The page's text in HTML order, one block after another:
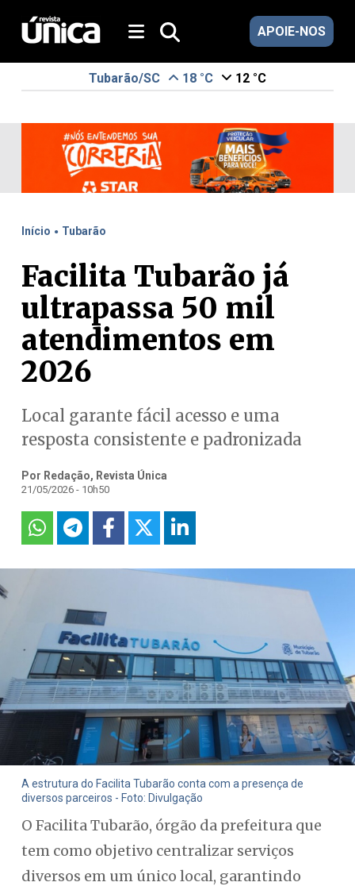
APOIE-NOS
Tubarão/SC 18 °C 12 °C
Início . Tubarão
Facilita Tubarão já
ultrapassa 50 mil
atendimentos em
2026
Local garante fácil acesso e uma
resposta consistente e padronizada
Por Redação, Revista Única
21/05/2026 - 10h50
A estrutura do Facilita Tubarão conta com a presença de
diversos parceiros - Foto: Divulgação
O Facilita Tubarão, órgão da prefeitura que
tem como objetivo centralizar serviços
diversos em um único local, garantindo